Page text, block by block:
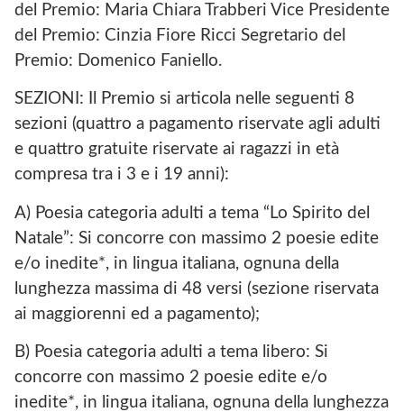
del Premio: Maria Chiara Trabberi Vice Presidente
del Premio: Cinzia Fiore Ricci Segretario del
Premio: Domenico Faniello.
SEZIONI: Il Premio si articola nelle seguenti 8
sezioni (quattro a pagamento riservate agli adulti
e quattro gratuite riservate ai ragazzi in età
compresa tra i 3 e i 19 anni):
A) Poesia categoria adulti a tema “Lo Spirito del
Natale”: Si concorre con massimo 2 poesie edite
e/o inedite*, in lingua italiana, ognuna della
lunghezza massima di 48 versi (sezione riservata
ai maggiorenni ed a pagamento);
B) Poesia categoria adulti a tema libero: Si
concorre con massimo 2 poesie edite e/o
inedite*, in lingua italiana, ognuna della lunghezza